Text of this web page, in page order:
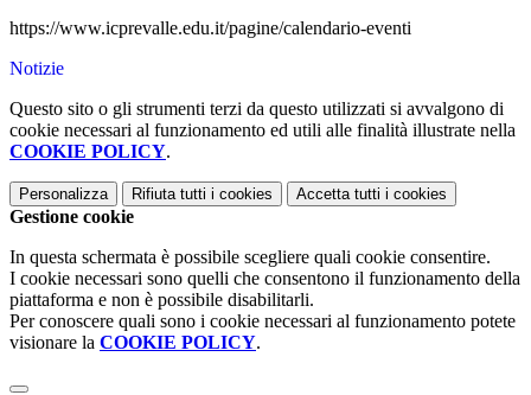
https://www.icprevalle.edu.it/pagine/calendario-eventi
Notizie
Questo sito o gli strumenti terzi da questo utilizzati si avvalgono di
cookie necessari al funzionamento ed utili alle finalità illustrate nella
COOKIE POLICY.
Personalizza Rifiuta tutti i cookies Accetta tutti i cookies
Gestione cookie
In questa schermata è possibile scegliere quali cookie consentire.
I cookie necessari sono quelli che consentono il funzionamento della
piattaforma e non è possibile disabilitarli.
Per conoscere quali sono i cookie necessari al funzionamento potete
visionare la COOKIE POLICY.